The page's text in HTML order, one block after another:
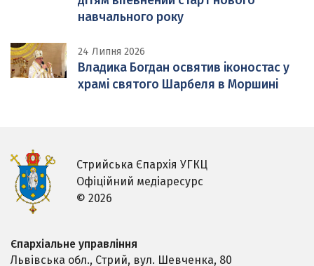
навчального року
24 Липня 2026
Владика Богдан освятив іконостас у
храмі святого Шарбеля в Моршині
Стрийська Єпархія УГКЦ
Офіційний медіаресурс
© 2026
Єпархіальне управління
Львівська обл., Стрий, вул. Шевченка, 80